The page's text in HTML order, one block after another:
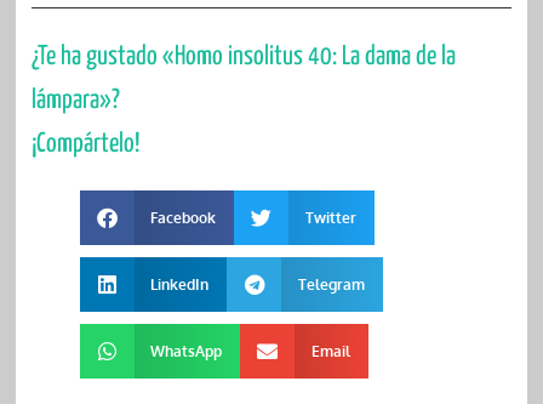
¿Te ha gustado «Homo insolitus 40: La dama de la
lámpara»?
¡Compártelo!
Facebook Twitter
LinkedIn Telegram
WhatsApp Email